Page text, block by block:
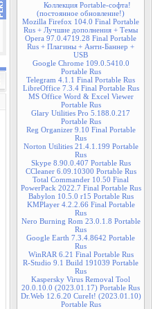
Коллекция Portable-софта!
(постоянное обновление!)
Mozilla Firefox 104.0 Final Portable
Rus + Лучшие дополнения + Темы
Opera 97.0.4719.28 Final Portable
Rus + Плагины + Анти-Баннер +
USB
Google Chrome 109.0.5410.0
Portable Rus
Telegram 4.1.1 Final Portable Rus
LibreOffice 7.3.4 Final Portable Rus
MS Office Word & Excel Viewer
Portable Rus
Glary Utilities Pro 5.188.0.217
Portable Rus
Reg Organizer 9.10 Final Portable
Rus
Norton Utilities 21.4.1.199 Portable
Rus
Skype 8.90.0.407 Portable Rus
CCleaner 6.09.10300 Portable Rus
Total Commander 10.50 Final
PowerPack 2022.7 Final Portable Rus
Babylon 10.5.0 r15 Portable Rus
KMPlayer 4.2.2.66 Final Portable
Rus
Nero Burning Rom 23.0.1.8 Portable
Rus
Google Earth 7.3.4.8642 Portable
Rus
WinRAR 6.21 Final Portable Rus
R-Studio 9.1 Build 191039 Portable
Rus
Kaspersky Virus Removal Tool
20.0.10.0 (2023.01.17) Portable Rus
Dr.Web 12.6.20 CureIt! (2023.01.10)
Portable Rus